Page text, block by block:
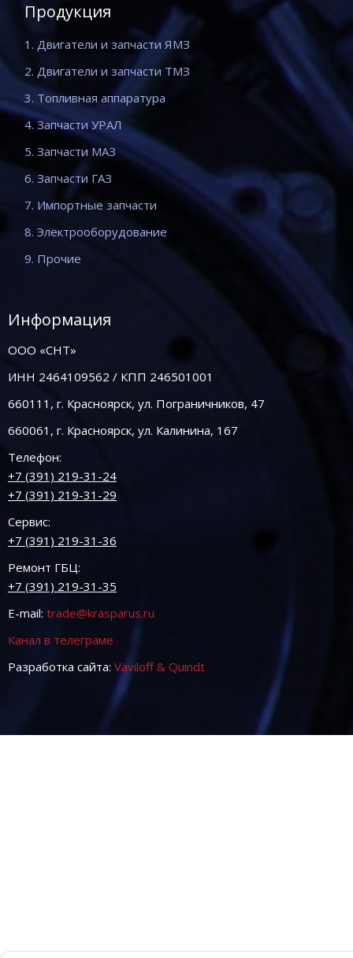
Продукция
1. Двигатели и запчасти ЯМЗ
2. Двигатели и запчасти ТМЗ
3. Топливная аппаратура
4. Запчасти УРАЛ
5. Запчасти МАЗ
6. Запчасти ГАЗ
7. Импортные запчасти
8. Электрооборудование
9. Прочие
Информация
ООО «СНТ»
ИНН 2464109562 / КПП 246501001
660111, г. Красноярск, ул. Пограничников, 47
660061, г. Красноярск, ул. Калинина, 167
Телефон:
+7 (391) 219-31-24
+7 (391) 219-31-29
Сервис:
+7 (391) 219-31-36
Ремонт ГБЦ:
+7 (391) 219-31-35
E-mail: trade@krasparus.ru
Канал в телеграме
Разработка сайта: Vaviloff & Quindt